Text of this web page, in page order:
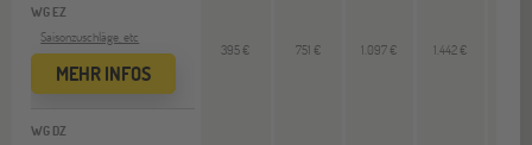
WG EZ
Saisonzuschläge, etc
MEHR INFOS
WG DZ
395 € 751 € 1.097 € 1.442 €